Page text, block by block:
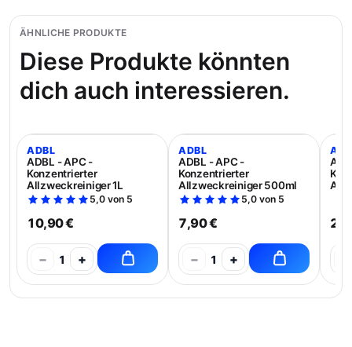
ÄHNLICHE PRODUKTE
Diese Produkte könnten
dich auch interessieren.
ADBL
ADBL - APC -
Konzentrierter
Allzweckreiniger 1L
5,0 von 5
10,90 €
− 1 +
ADBL
ADBL - APC -
Konzentrierter
Allzweckreiniger 500ml
5,0 von 5
7,90 €
− 1 +